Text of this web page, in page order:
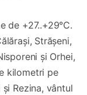
de +27..+29°C.
Strășeni,
și Orhei,
kilometri pe
Rezina, vântul